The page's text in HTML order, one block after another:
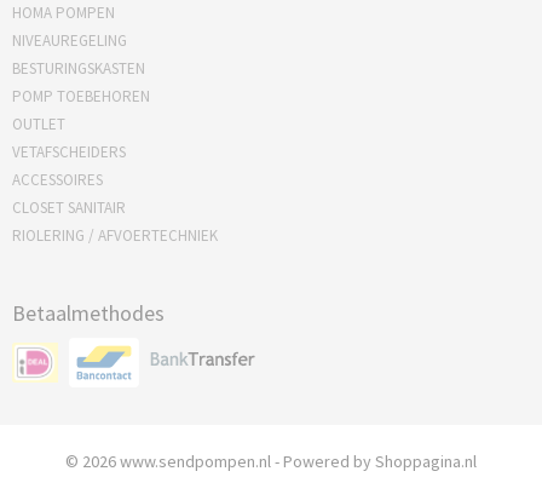
HOMA POMPEN
NIVEAUREGELING
BESTURINGSKASTEN
POMP TOEBEHOREN
OUTLET
VETAFSCHEIDERS
ACCESSOIRES
CLOSET SANITAIR
RIOLERING / AFVOERTECHNIEK
Betaalmethodes
© 2026 www.sendpompen.nl - Powered by Shoppagina.nl